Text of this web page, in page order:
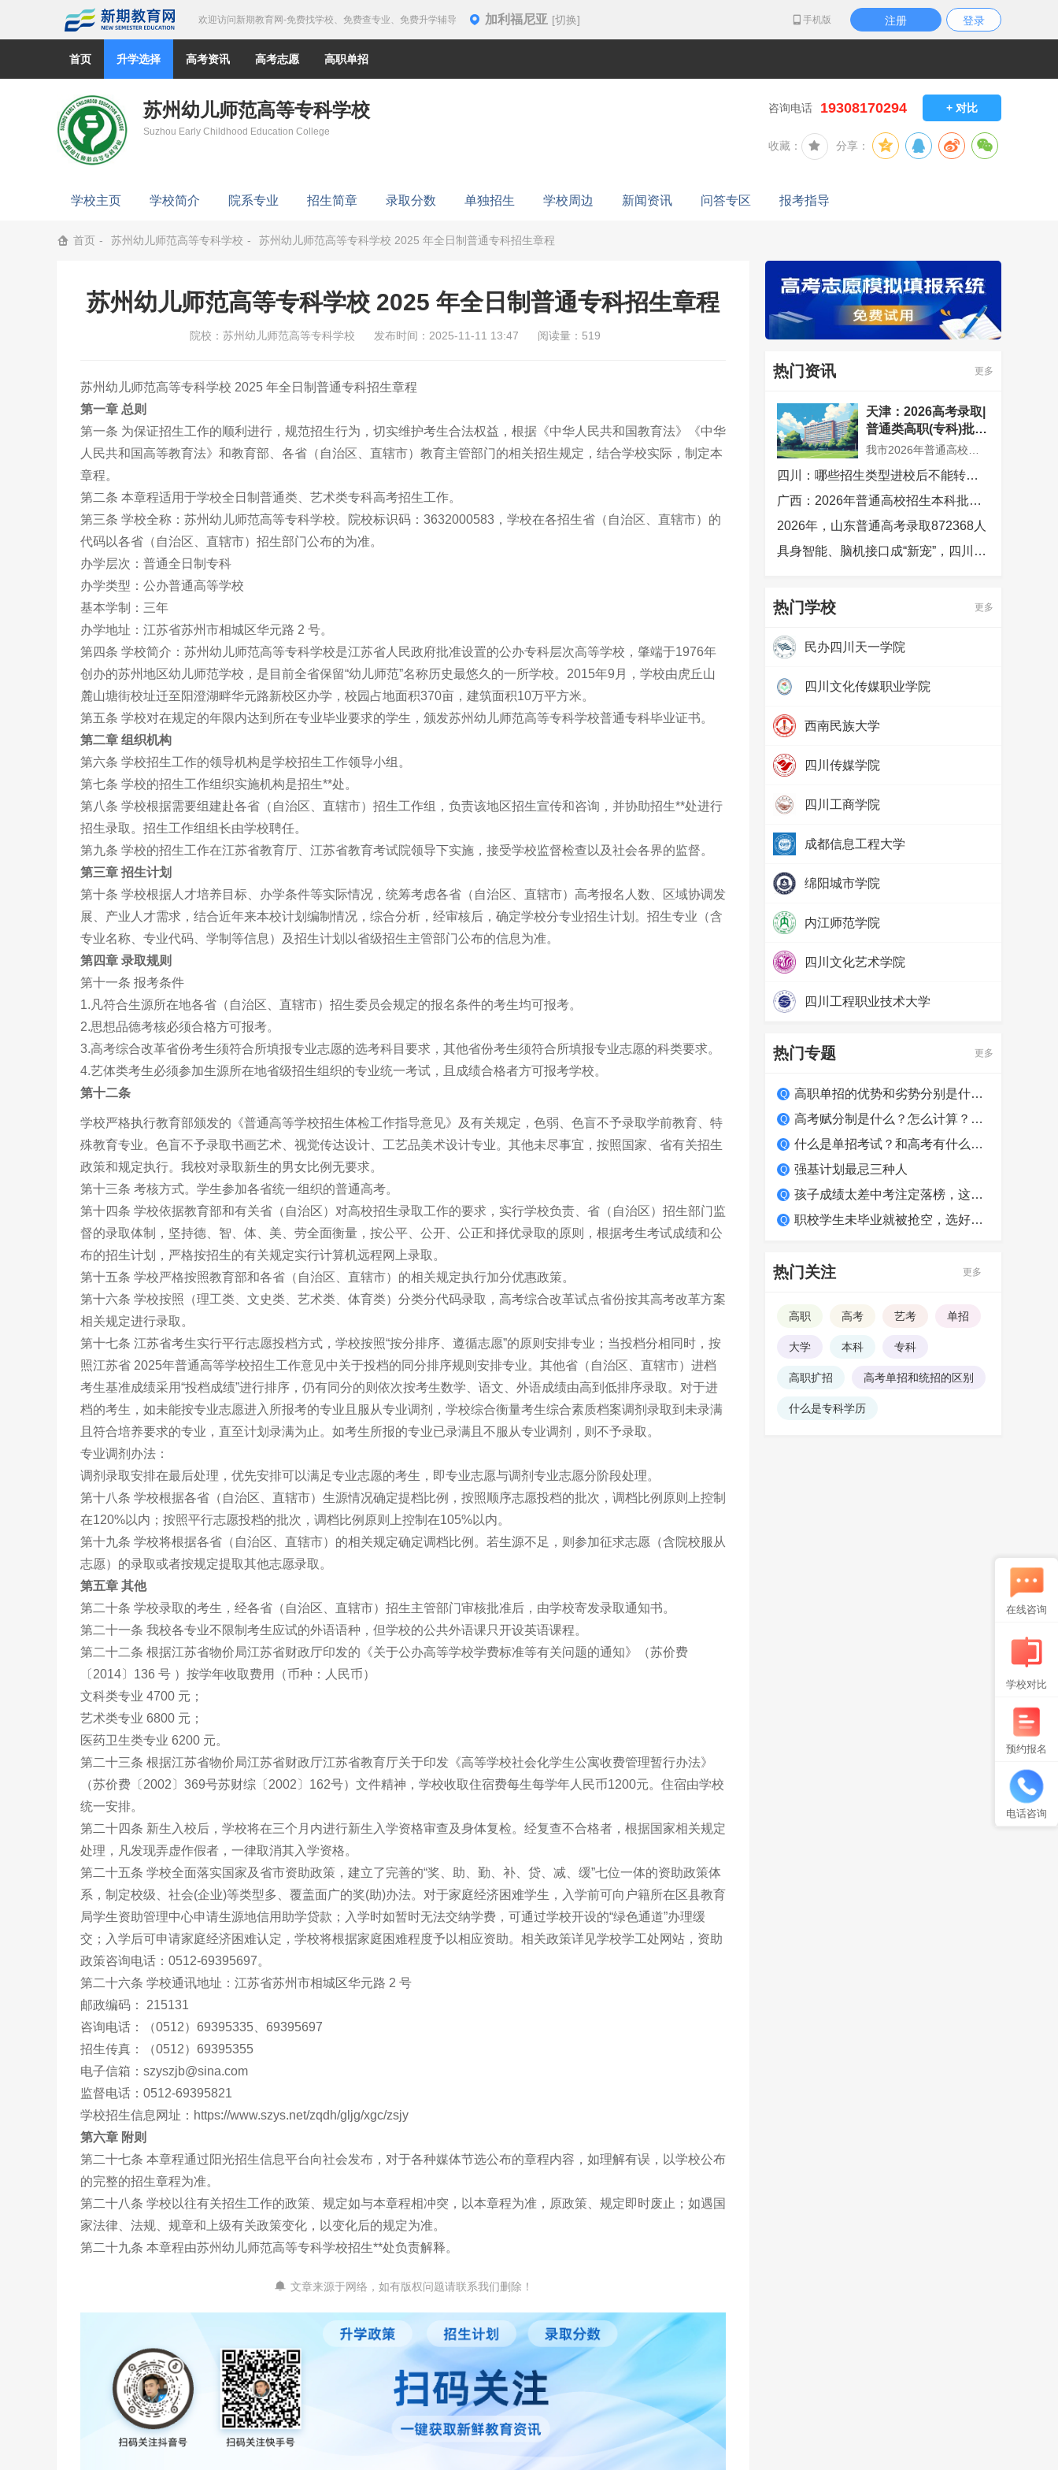
欢迎访问新期教育网-免费找学校、免费查专业、免费升学辅导 加利福尼亚 [切换] 手机版 注册 登录
首页 升学选择 高考资讯 高考志愿 高职单招
苏州幼儿师范高等专科学校
Suzhou Early Childhood Education College
+ 对比
咨询电话 19308170294
收藏： 分享：
学校主页 学校简介 院系专业 招生简章 录取分数 单独招生 学校周边 新闻资讯 问答专区 报考指导
首页 苏州幼儿师范高等专科学校 苏州幼儿师范高等专科学校 2025 年全日制普通专科招生章程
苏州幼儿师范高等专科学校 2025 年全日制普通专科招生章程
院校： 苏州幼儿师范高等专科学校 发布时间：2025-11-11 13:47 阅读量：519
苏州幼儿师范高等专科学校 2025 年全日制普通专科招生章程
第一章 总则
第一条 为保证招生工作的顺利进行，规范招生行为，切实维护考生合法权益，根据《中华人民共和国教育法》《中华
人民共和国高等教育法》和教育部、各省（自治区、直辖市）教育主管部门的相关招生规定，结合学校实际，制定本
章程。
第二条 本章程适用于学校全日制普通类、艺术类专科高考招生工作。
第三条 学校全称：苏州幼儿师范高等专科学校。院校标识码：3632000583，学校在各招生省（自治区、直辖市）的
代码以各省（自治区、直辖市）招生部门公布的为准。
办学层次：普通全日制专科
办学类型：公办普通高等学校
基本学制：三年
办学地址：江苏省苏州市相城区华元路 2 号。
第四条 学校简介：苏州幼儿师范高等专科学校是江苏省人民政府批准设置的公办专科层次高等学校，肇端于1976年
创办的苏州地区幼儿师范学校，是目前全省保留“幼儿师范”名称历史最悠久的一所学校。2015年9月，学校由虎丘山
麓山塘街校址迁至阳澄湖畔华元路新校区办学，校园占地面积370亩，建筑面积10万平方米。
第五条 学校对在规定的年限内达到所在专业毕业要求的学生，颁发苏州幼儿师范高等专科学校普通专科毕业证书。
第二章 组织机构
第六条 学校招生工作的领导机构是学校招生工作领导小组。
第七条 学校的招生工作组织实施机构是招生**处。
第八条 学校根据需要组建赴各省（自治区、直辖市）招生工作组，负责该地区招生宣传和咨询，并协助招生**处进行
招生录取。招生工作组组长由学校聘任。
第九条 学校的招生工作在江苏省教育厅、江苏省教育考试院领导下实施，接受学校监督检查以及社会各界的监督。
第三章 招生计划
第十条 学校根据人才培养目标、办学条件等实际情况，统筹考虑各省（自治区、直辖市）高考报名人数、区域协调发
展、产业人才需求，结合近年来本校计划编制情况，综合分析，经审核后，确定学校分专业招生计划。招生专业（含
专业名称、专业代码、学制等信息）及招生计划以省级招生主管部门公布的信息为准。
第四章 录取规则
第十一条 报考条件
1.凡符合生源所在地各省（自治区、直辖市）招生委员会规定的报名条件的考生均可报考。
2.思想品德考核必须合格方可报考。
3.高考综合改革省份考生须符合所填报专业志愿的选考科目要求，其他省份考生须符合所填报专业志愿的科类要求。
4.艺体类考生必须参加生源所在地省级招生组织的专业统一考试，且成绩合格者方可报考学校。
第十二条
学校严格执行教育部颁发的《普通高等学校招生体检工作指导意见》及有关规定，色弱、色盲不予录取学前教育、特
殊教育专业。色盲不予录取书画艺术、视觉传达设计、工艺品美术设计专业。其他未尽事宜，按照国家、省有关招生
政策和规定执行。我校对录取新生的男女比例无要求。
第十三条 考核方式。学生参加各省统一组织的普通高考。
第十四条 学校依据教育部和有关省（自治区）对高校招生录取工作的要求，实行学校负责、省（自治区）招生部门监
督的录取体制，坚持德、智、体、美、劳全面衡量，按公平、公开、公正和择优录取的原则，根据考生考试成绩和公
布的招生计划，严格按招生的有关规定实行计算机远程网上录取。
第十五条 学校严格按照教育部和各省（自治区、直辖市）的相关规定执行加分优惠政策。
第十六条 学校按照（理工类、文史类、艺术类、体育类）分类分代码录取，高考综合改革试点省份按其高考改革方案
相关规定进行录取。
第十七条 江苏省考生实行平行志愿投档方式，学校按照“按分排序、遵循志愿”的原则安排专业；当投档分相同时，按
照江苏省 2025年普通高等学校招生工作意见中关于投档的同分排序规则安排专业。其他省（自治区、直辖市）进档
考生基准成绩采用“投档成绩”进行排序，仍有同分的则依次按考生数学、语文、外语成绩由高到低排序录取。对于进
档的考生，如未能按专业志愿进入所报考的专业且服从专业调剂，学校综合衡量考生综合素质档案调剂录取到未录满
且符合培养要求的专业，直至计划录满为止。如考生所报的专业已录满且不服从专业调剂，则不予录取。
专业调剂办法：
调剂录取安排在最后处理，优先安排可以满足专业志愿的考生，即专业志愿与调剂专业志愿分阶段处理。
第十八条 学校根据各省（自治区、直辖市）生源情况确定提档比例，按照顺序志愿投档的批次，调档比例原则上控制
在120%以内；按照平行志愿投档的批次，调档比例原则上控制在105%以内。
第十九条 学校将根据各省（自治区、直辖市）的相关规定确定调档比例。若生源不足，则参加征求志愿（含院校服从
志愿）的录取或者按规定提取其他志愿录取。
第五章 其他
第二十条 学校录取的考生，经各省（自治区、直辖市）招生主管部门审核批准后，由学校寄发录取通知书。
第二十一条 我校各专业不限制考生应试的外语语种，但学校的公共外语课只开设英语课程。
第二十二条 根据江苏省物价局江苏省财政厅印发的《关于公办高等学校学费标准等有关问题的通知》（苏价费
〔2014〕136 号 ）按学年收取费用（币种：人民币）
文科类专业 4700 元；
艺术类专业 6800 元；
医药卫生类专业 6200 元。
第二十三条 根据江苏省物价局江苏省财政厅江苏省教育厅关于印发《高等学校社会化学生公寓收费管理暂行办法》
（苏价费〔2002〕369号苏财综〔2002〕162号）文件精神，学校收取住宿费每生每学年人民币1200元。住宿由学校
统一安排。
第二十四条 新生入校后，学校将在三个月内进行新生入学资格审查及身体复检。经复查不合格者，根据国家相关规定
处理，凡发现弄虚作假者，一律取消其入学资格。
第二十五条 学校全面落实国家及省市资助政策，建立了完善的“奖、助、勤、补、贷、减、缓”七位一体的资助政策体
系，制定校级、社会(企业)等类型多、覆盖面广的奖(助)办法。对于家庭经济困难学生，入学前可向户籍所在区县教育
局学生资助管理中心申请生源地信用助学贷款；入学时如暂时无法交纳学费，可通过学校开设的“绿色通道”办理缓
交；入学后可申请家庭经济困难认定，学校将根据家庭困难程度予以相应资助。相关政策详见学校学工处网站，资助
政策咨询电话：0512-69395697。
第二十六条 学校通讯地址：江苏省苏州市相城区华元路 2 号
邮政编码： 215131
咨询电话：（0512）69395335、69395697
招生传真：（0512）69395355
电子信箱：szyszjb@sina.com
监督电话：0512-69395821
学校招生信息网址：https://www.szys.net/zqdh/gljg/xgc/zsjy
第六章 附则
第二十七条 本章程通过阳光招生信息平台向社会发布，对于各种媒体节选公布的章程内容，如理解有误，以学校公布
的完整的招生章程为准。
第二十八条 学校以往有关招生工作的政策、规定如与本章程相冲突，以本章程为准，原政策、规定即时废止；如遇国
家法律、法规、规章和上级有关政策变化，以变化后的规定为准。
第二十九条 本章程由苏州幼儿师范高等专科学校招生**处负责解释。
文章来源于网络，如有版权问题请联系我们删除！
热门资讯 更多
天津：2026高考录取|
普通类高职(专科)批次
征询志愿录取结果可
招生录取工作顺利结
束
四川：哪些招生类型进校后不能转专业
广西：2026年普通高校招生本科批次录取圆满结束
2026年，山东普通高考录取872368人
具身智能、脑机接口成“新宠”，四川高考生今年最爱哪些专业？
热门学校 更多
民办四川天一学院
四川文化传媒职业学院
西南民族大学
四川传媒学院
四川工商学院
成都信息工程大学
绵阳城市学院
内江师范学院
四川文化艺术学院
四川工程职业技术大学
热门专题 更多
高职单招的优势和劣势分别是什么？适合哪类学生？
高考赋分制是什么？怎么计算？如何得高分？
什么是单招考试？和高考有什么区别？
强基计划最忌三种人
孩子成绩太差中考注定落榜，这么做照样上大学！
职校学生未毕业就被抢空，选好学校很关键
热门关注 更多
高职 高考 艺考 单招
大学 本科 专科
高职扩招 高考单招和统招的区别
什么是专科学历
在线咨询
学校对比
预约报名
电话咨询